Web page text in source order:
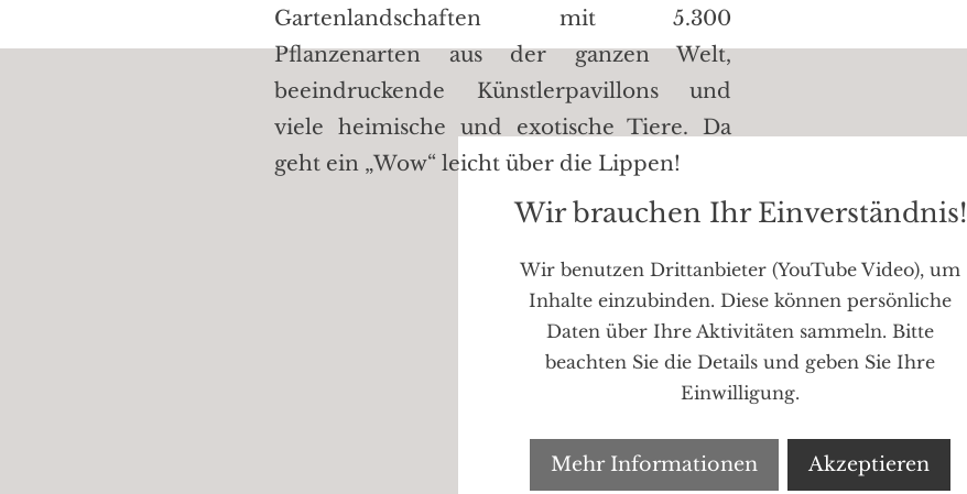
Gartenlandschaften mit 5.300
Pflanzenarten aus der ganzen Welt,
beeindruckende Künstlerpavillons und
viele heimische und exotische Tiere.
Da
geht ein „Wow“ leicht über die Lippen!
Wir brauchen Ihr Einverständnis!
Wir benutzen Drittanbieter (YouTube Video), um
Inhalte einzubinden. Diese können persönliche
Daten über Ihre Aktivitäten sammeln. Bitte
beachten Sie die Details und geben Sie Ihre
Einwilligung.
Mehr Informationen Akzeptieren